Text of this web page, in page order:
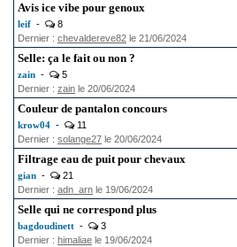
Avis ice vibe pour genoux
leif -
8
Dernier : chevaldereve82 le 21/06/2024
Selle: ça le fait ou non ?
zain -
5
Dernier : zain le 20/06/2024
Couleur de pantalon concours
krow04 -
11
Dernier : solange27 le 20/06/2024
Filtrage eau de puit pour chevaux
gian -
21
Dernier : adn_arn le 19/06/2024
Selle qui ne correspond plus
bagdoudinett -
3
Dernier : himaliae le 19/06/2024